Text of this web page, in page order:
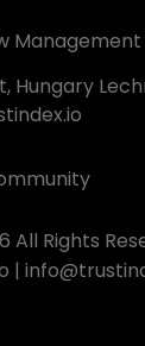
Hungary
All Rights
|